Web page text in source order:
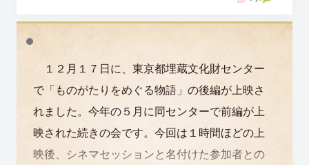
１２月１７日に、東京都埋蔵文化財センター
で「ものがたりをめぐる物語」の後編が上映さ
れました。今年の５月に同センターで前編が上
映された続きの会です。今回は１時間ほどの上
映後、シネマセッションと名付けた参加者との